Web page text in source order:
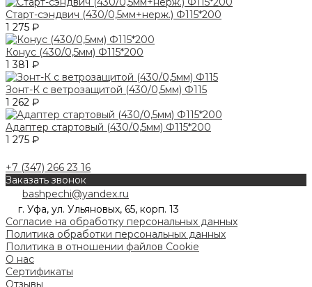
Старт-сэндвич (430/0,5мм+нерж.) Ф115*200
1 275 ₽
Конус (430/0,5мм) Ф115*200
1 381 ₽
Зонт-К с ветрозащитой (430/0,5мм) Ф115
1 262 ₽
Адаптер стартовый (430/0,5мм) Ф115*200
1 275 ₽
+7 (347) 266 23 16
Заказать звонок
bashpechi@yandex.ru
г. Уфа, ул. Ульяновых, 65, корп. 13
Согласие на обработку персональных данных
Политика обработки персональных данных
Политика в отношении файлов Cookie
О нас
Сертификаты
Отзывы